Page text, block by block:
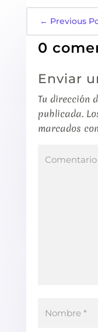
← Previous
0
Enviar
Tu dirección
publicada.
marcados con